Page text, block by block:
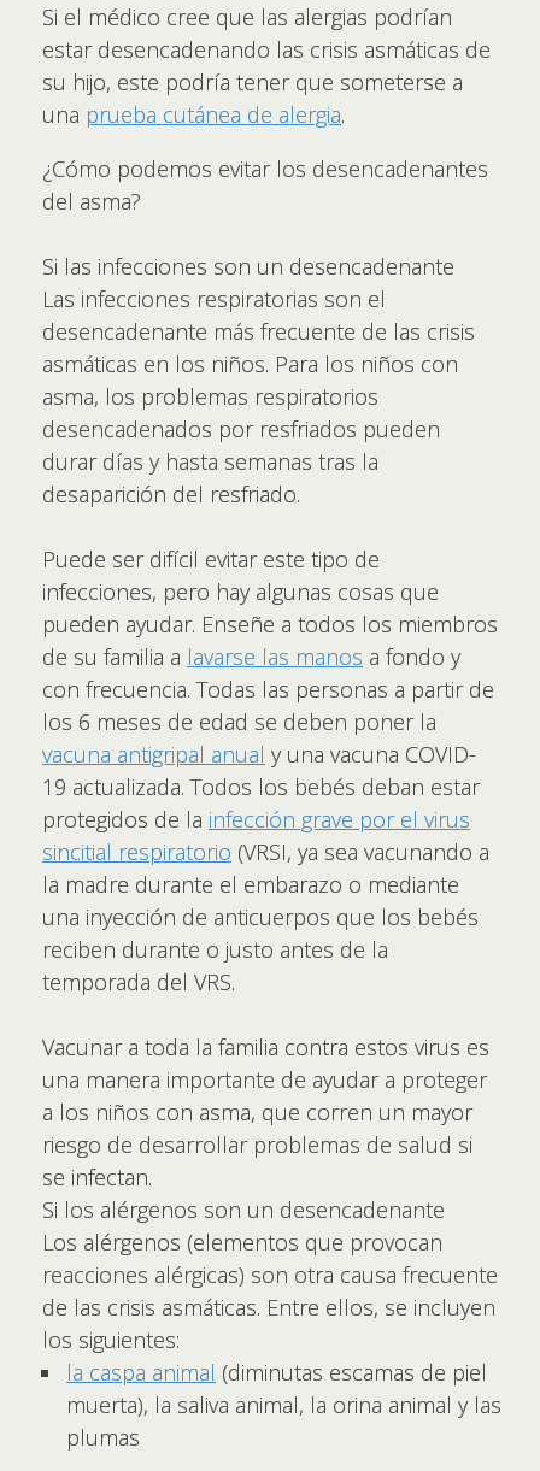
Si el médico cree que las alergias podrían
estar desencadenando las crisis asmáticas de
su hijo, este podría tener que someterse a
una prueba cutánea de alergia.
¿Cómo podemos evitar los desencadenantes
del asma?
Si las infecciones son un desencadenante
Las infecciones respiratorias son el
desencadenante más frecuente de las crisis
asmáticas en los niños. Para los niños con
asma, los problemas respiratorios
desencadenados por resfriados pueden
durar días y hasta semanas tras la
desaparición del resfriado.
Puede ser difícil evitar este tipo de
infecciones, pero hay algunas cosas que
pueden ayudar. Enseñe a todos los miembros
de su familia a lavarse las manos a fondo y
con frecuencia. Todas las personas a partir de
los 6 meses de edad se deben poner la
vacuna antigripal anual y una vacuna COVID-
19 actualizada. Todos los bebés deban estar
protegidos de la infección grave por el virus
sincitial respiratorio (VRSI, ya sea vacunando a
la madre durante el embarazo o mediante
una inyección de anticuerpos que los bebés
reciben durante o justo antes de la
temporada del VRS.
Vacunar a toda la familia contra estos virus es
una manera importante de ayudar a proteger
a los niños con asma, que corren un mayor
riesgo de desarrollar problemas de salud si
se infectan.
Si los alérgenos son un desencadenante
Los alérgenos (elementos que provocan
reacciones alérgicas) son otra causa frecuente
de las crisis asmáticas. Entre ellos, se incluyen
los siguientes:
la caspa animal (diminutas escamas de piel
muerta), la saliva animal, la orina animal y las
plumas